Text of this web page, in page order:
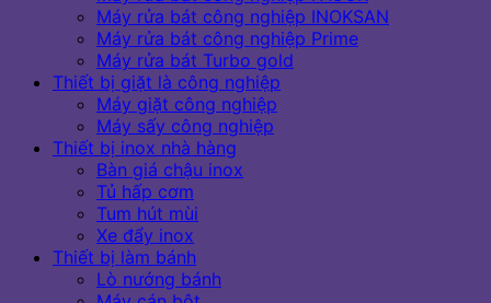
Máy rửa bát công nghiệp INOKSAN
Máy rửa bát công nghiệp Prime
Máy rửa bát Turbo gold
Thiết bị giặt là công nghiệp
Máy giặt công nghiệp
Máy sấy công nghiệp
Thiết bị inox nhà hàng
Bàn giá chậu inox
Tủ hấp cơm
Tum hút mùi
Xe đẩy inox
Thiết bị làm bánh
Lò nướng bánh